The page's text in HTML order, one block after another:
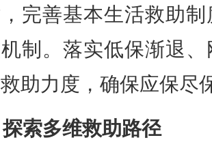
完善基本生活救助
制。落实低保渐退
助力度，确保应保尽
探索多维救助路径